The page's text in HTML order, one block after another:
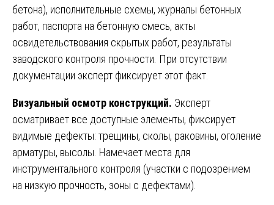
бетона), исполнительные схемы, журналы бетонных
работ, паспорта на бетонную смесь, акты
освидетельствования скрытых работ, результаты
заводского контроля прочности. При отсутствии
документации эксперт фиксирует этот факт.
Визуальный осмотр конструкций. Эксперт
осматривает все доступные элементы, фиксирует
видимые дефекты: трещины, сколы, раковины, оголение
арматуры, высолы. Намечает места для
инструментального контроля (участки с подозрением
на низкую прочность, зоны с дефектами).